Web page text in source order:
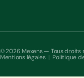
© 2026 Mexens — Tous droits
Mentions légales| Politique